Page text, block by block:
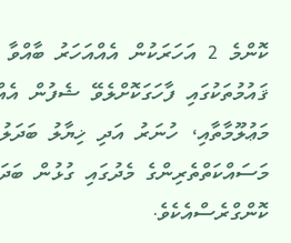
ކޮންމެ 2 އަހަރަކުން އެއްއަހަރު
ޤައުމުތަކުގައި ފާހަގަކޮށްލެވޭ ޝެފުން
މަޢުލޫމާތާއި، ހުނަރު އަދި ޚިޔާލު
މަސައްކަތްތެރިންގެ މެދުގައި ގުޅުން
ކޮންގްރެސްއެކެވެ.